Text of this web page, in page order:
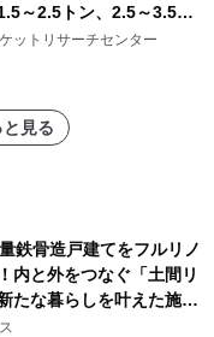
～2.5トン、2.5～3.5ト
トン、その他）・分析レ
ットリサーチセンター
見る
鉄骨造戸建てをフルリノ
内と外をつなぐ「土間リ
たな暮らしを叶えた施工
社アースが公開